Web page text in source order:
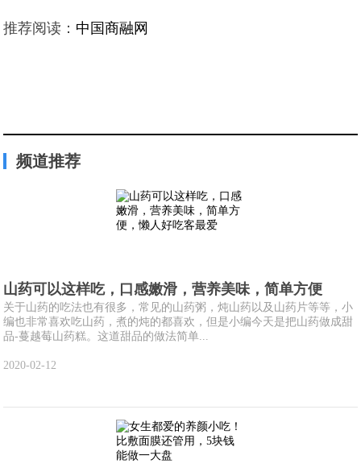
推荐阅读： 中国商融网
频道推荐
山药可以这样吃，口感嫩滑，营养美味，简单方便
关于山药的吃法也有很多，常见的山药粥，炖山药以及山药片等等，小
编也非常喜欢吃山药，煮的炖的都喜欢，但是小编今天是把山药做成甜
品-蔓越莓山药糕。这道甜品的做法简单...
2020-02-12